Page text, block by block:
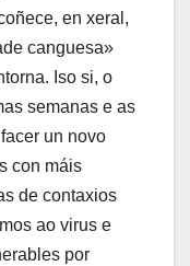
en xeral,
canguesa»
Iso si, o
semanas e as
un novo
con máis
de contaxios
ao virus e
por